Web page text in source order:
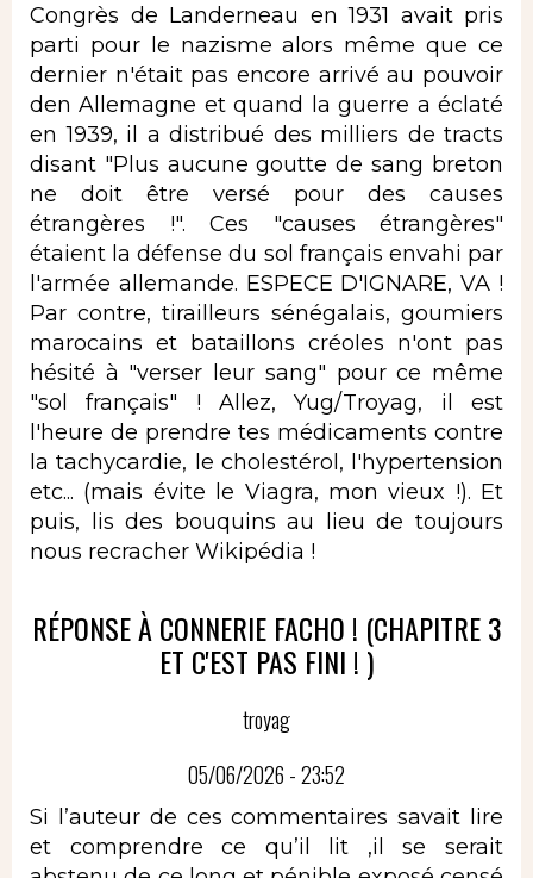
Congrès de Landerneau en 1931 avait pris
parti pour le nazisme alors même que ce
dernier n'était pas encore arrivé au pouvoir
den Allemagne et quand la guerre a éclaté
en 1939, il a distribué des milliers de tracts
disant "Plus aucune goutte de sang breton
ne doit être versé pour des causes
étrangères !". Ces "causes étrangères"
étaient la défense du sol français envahi par
l'armée allemande. ESPECE D'IGNARE, VA !
Par contre, tirailleurs sénégalais, goumiers
marocains et bataillons créoles n'ont pas
hésité à "verser leur sang" pour ce même
"sol français" ! Allez, Yug/Troyag, il est
l'heure de prendre tes médicaments contre
la tachycardie, le cholestérol, l'hypertension
etc... (mais évite le Viagra, mon vieux !). Et
puis, lis des bouquins au lieu de toujours
nous recracher Wikipédia !
RÉPONSE À CONNERIE FACHO ! (CHAPITRE 3
ET C'EST PAS FINI ! )
troyag
05/06/2026 - 23:52
Si l’auteur de ces commentaires savait lire
et comprendre ce qu’il lit ,il se serait